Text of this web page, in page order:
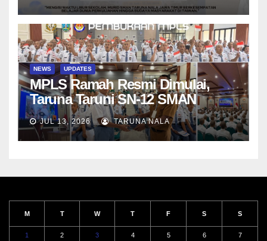
NEWS UPDATES
MPLS Ramah Resmi Dimulai,
Taruna Taruni SN-12 SMAN
Taruna Nala Jawa Timur Siap
Menjalani Tahun Ajaran Baru
JUL 13, 2026 TARUNA NALA
M T W T F S S
1 2 3 4 5 6 7